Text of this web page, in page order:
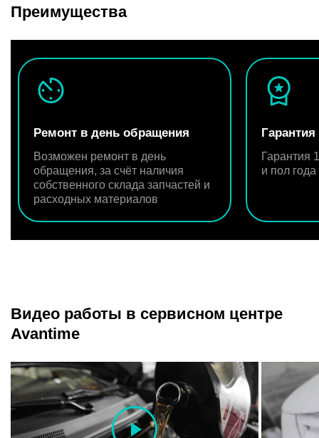
Преимущества
Ремонт в день обращения
Возможен ремонт в день
обращения, за счёт наличия
собственного склада запчастей и
расходных материалов
Гарантия
и пол
Видео работы в сервисном центре
Avantime